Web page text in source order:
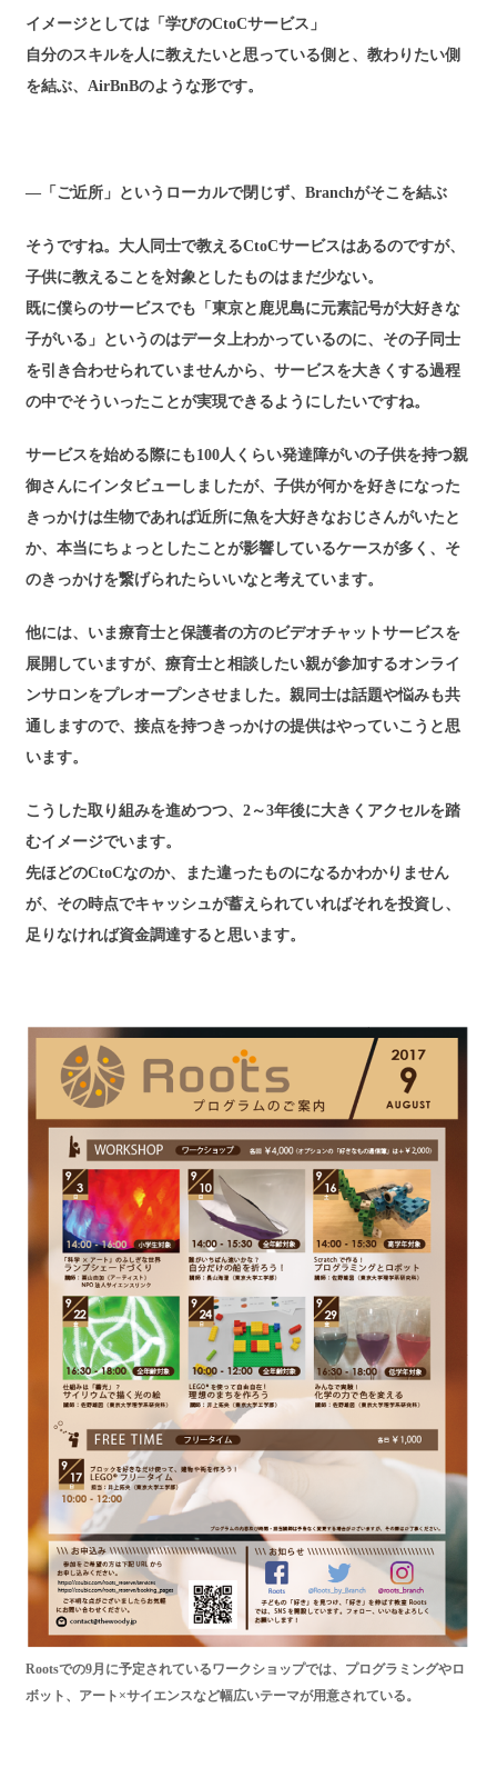
イメージとしては「学びのCtoCサービス」
自分のスキルを人に教えたいと思っている側と、教わりたい側
を結ぶ、AirBnBのような形です。
―「ご近所」というローカルで閉じず、Branchがそこを結ぶ
そうですね。大人同士で教えるCtoCサービスはあるのですが、
子供に教えることを対象としたものはまだ少ない。
既に僕らのサービスでも「東京と鹿児島に元素記号が大好きな
子がいる」というのはデータ上わかっているのに、その子同士
を引き合わせられていませんから、サービスを大きくする過程
の中でそういったことが実現できるようにしたいですね。
サービスを始める際にも100人くらい発達障がいの子供を持つ親
御さんにインタビューしましたが、子供が何かを好きになった
きっかけは生物であれば近所に魚を大好きなおじさんがいたと
か、本当にちょっとしたことが影響しているケースが多く、そ
のきっかけを繋げられたらいいなと考えています。
他には、いま療育士と保護者の方のビデオチャットサービスを
展開していますが、療育士と相談したい親が参加するオンライ
ンサロンをプレオープンさせました。親同士は話題や悩みも共
通しますので、接点を持つきっかけの提供はやっていこうと思
います。
こうした取り組みを進めつつ、2～3年後に大きくアクセルを踏
むイメージでいます。
先ほどのCtoCなのか、また違ったものになるかわかりません
が、その時点でキャッシュが蓄えられていればそれを投資し、
足りなければ資金調達すると思います。
Rootsでの9月に予定されているワークショップでは、プログラミングやロ
ボット、アート×サイエンスなど幅広いテーマが用意されている。